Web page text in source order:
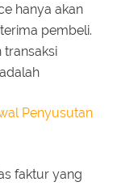
hanya akan
pembeli.
Penyusutan
faktur yang